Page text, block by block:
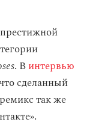
престижной
. Винтервью
сделанный
так же